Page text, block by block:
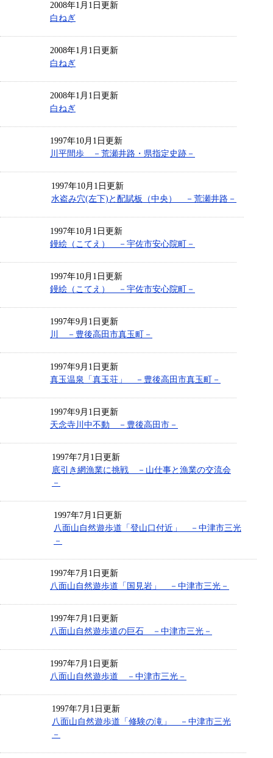
2008年1月1日更新
白ねぎ
2008年1月1日更新
白ねぎ
2008年1月1日更新
白ねぎ
1997年10月1日更新
川平間歩 －荒瀬井路・県指定史跡－
1997年10月1日更新
水盗み穴(左下)と配賦板（中央） －荒瀬井路－
1997年10月1日更新
鏝絵（こてえ） －宇佐市安心院町－
1997年10月1日更新
鏝絵（こてえ） －宇佐市安心院町－
1997年9月1日更新
川 －豊後高田市真玉町－
1997年9月1日更新
真玉温泉「真玉荘」 －豊後高田市真玉町－
1997年9月1日更新
天念寺川中不動 －豊後高田市－
1997年7月1日更新
底引き網漁業に挑戦 －山仕事と漁業の交流会
－
1997年7月1日更新
八面山自然遊歩道「登山口付近」 －中津市三光
－
1997年7月1日更新
八面山自然遊歩道「国見岩」 －中津市三光－
1997年7月1日更新
八面山自然遊歩道の巨石 －中津市三光－
1997年7月1日更新
八面山自然遊歩道 －中津市三光－
1997年7月1日更新
八面山自然遊歩道「修験の滝」 －中津市三光
－